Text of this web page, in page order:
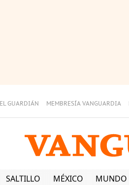
EL GUARDIÁN MEMBRESÍA VANGUARDIA
SALTILLO MÉXICO MUNDO